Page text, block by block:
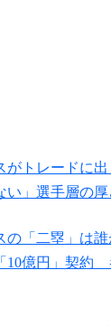
がトレードに
」選手層の厚
の「二塁」は
10億円」契約